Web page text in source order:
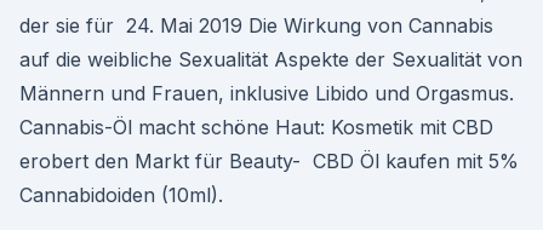
der sie für 24. Mai 2019 Die Wirkung von Cannabis
auf die weibliche Sexualität Aspekte der Sexualität von
Männern und Frauen, inklusive Libido und Orgasmus.
Cannabis-Öl macht schöne Haut: Kosmetik mit CBD
erobert den Markt für Beauty- CBD Öl kaufen mit 5%
Cannabidoiden (10ml).